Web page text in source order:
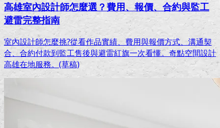
高雄室內設計師怎麼選？費用、報價、合約與監工
避雷完整指南
室內設計師怎麼挑?從看作品實績、費用與報價方式、溝通契
合、合約付款到監工售後與避雷紅旗一次看懂。奇點空間設計
高雄在地服務。(草稿)